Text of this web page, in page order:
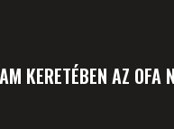
KERETÉBEN AZ